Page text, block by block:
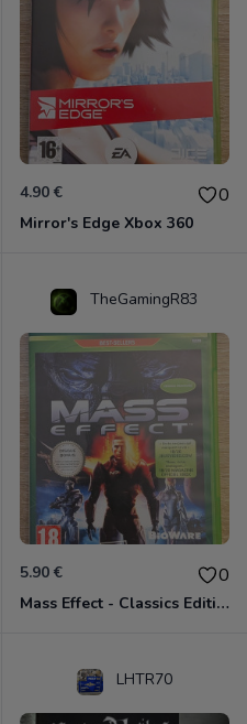
4.90 € 0
Mirror's Edge Xbox 360
TheGamingR83
5.90 € 0
Mass Effect - Classics Edition Xbox 360
LHTR70